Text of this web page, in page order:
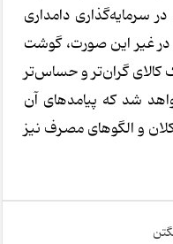
سرمایه‌گذاری دامداری
در غیر این صورت، گوشت
کالای گران‌تر و حساس‌تر
شد که پیامدهای آن
کلان و الگوهای مصرف نیز